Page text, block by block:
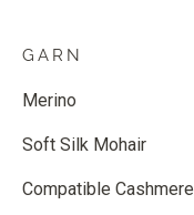
GARN
Merino
Soft Silk Mohair
Compatible Cashmere